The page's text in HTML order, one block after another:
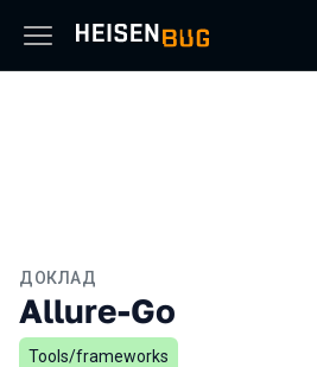
ДОКЛАД
Allure-Go
Tools/frameworks